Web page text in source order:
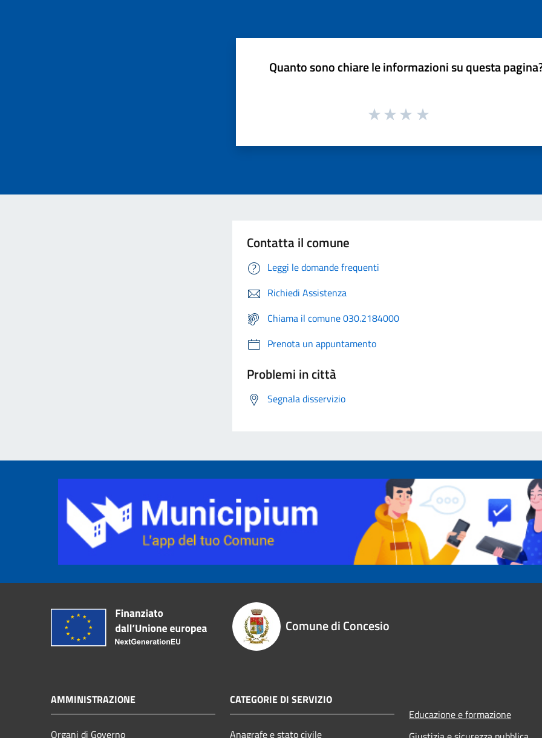
Quanto sono chiare le informazioni su questa
Contatta il comune
Leggi le domande frequenti
Richiedi Assistenza
Chiama il comune 030.2184000
Prenota un appuntamento
Problemi in città
Segnala disservizio
Comune di Concesio
AMMINISTRAZIONE
Organi di Governo
CATEGORIE DI SERVIZIO
Anagrafe e stato civile
Educazione e formazione